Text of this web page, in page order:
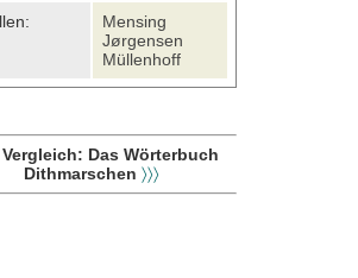
Mensing
Jørgensen
Müllenhoff
Das Wörterbuch
Dithmarschen 〉〉〉